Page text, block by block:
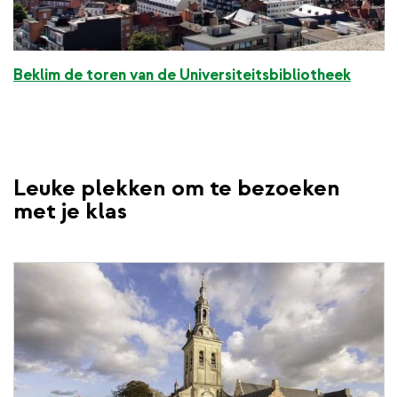
Beklim de toren van de Universiteitsbibliotheek
Leuke plekken om te bezoeken
met je klas